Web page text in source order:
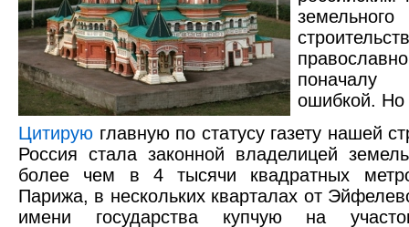
поначалу
ошибкой. Но
Цитирую главную по статусу газету нашей
Россия стала законной владелицей
более чем в 4 тысячи квадратных
Парижа, в нескольких кварталах от
имени государства купчую на